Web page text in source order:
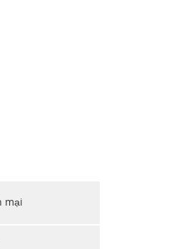
mại